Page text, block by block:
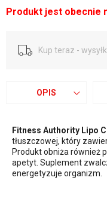
Produkt jest obecnie
Kup teraz -
OPIS
Fitness Authority Lipo
tłuszczowej, który
Produkt obniża również
apetyt. Suplement
energetyzuje organizm.